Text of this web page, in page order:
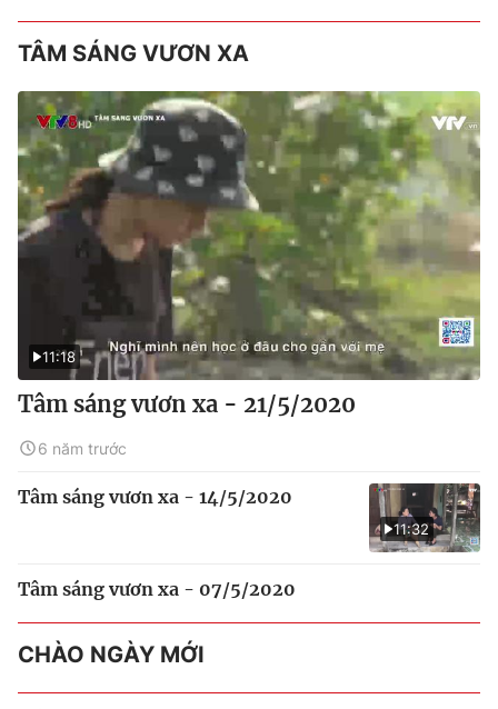
TÂM SÁNG VƯƠN XA
11:18
Tâm sáng vươn xa - 21/5/2020
6 năm trước
11:32
Tâm sáng vươn xa - 14/5/2020
Tâm sáng vươn xa - 07/5/2020
CHÀO NGÀY MỚI